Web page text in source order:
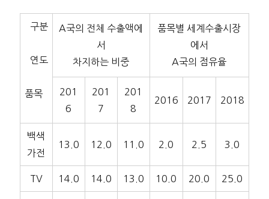
구분
연도
품목
A국의 전체 수출액에
서
차지하는 비중
품목별 세계수출시장
에서
A국의 점유율
201
6
201
7
201
8
2016 2017 2018
백색
가전
13.0 12.0 11.0 2.0 2.5 3.0
TV 14.0 14.0 13.0 10.0 20.0 25.0